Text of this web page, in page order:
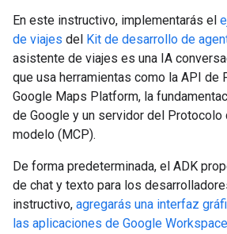
En este instructivo, implementarás el
de viajes del Kit de desarrollo de
asistente de viajes es una IA
que usa herramientas como la API de
Google Maps Platform, la
de Google y un servidor del
modelo (MCP).
De forma predeterminada, el ADK
de chat y texto para los
instructivo, agregarás una interfaz
las aplicaciones de Google Workspace